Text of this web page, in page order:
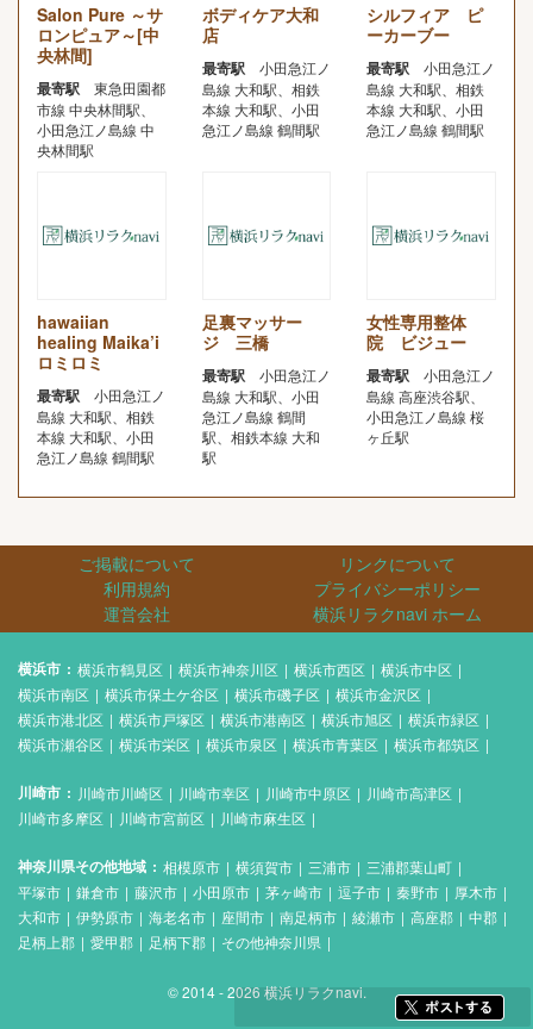
Salon Pure ～サ
ロンピュア～[中
央林間]
最寄駅
東急田園都
市線 中央林間駅、
小田急江ノ島線 中
央林間駅
ボディケア大和
店
最寄駅
小田急江ノ
島線 大和駅、相鉄
本線 大和駅、小田
急江ノ島線 鶴間駅
シルフィア ピ
ーカーブー
最寄駅
小田急江ノ
島線 大和駅、相鉄
本線 大和駅、小田
急江ノ島線 鶴間駅
hawaiian
healing Maika’i
ロミロミ
最寄駅
小田急江ノ
島線 大和駅、相鉄
本線 大和駅、小田
急江ノ島線 鶴間駅
足裏マッサー
ジ 三橋
最寄駅
小田急江ノ
島線 大和駅、小田
急江ノ島線 鶴間
駅、相鉄本線 大和
駅
女性専用整体
院 ビジュー
最寄駅
小田急江ノ
島線 高座渋谷駅、
小田急江ノ島線 桜
ヶ丘駅
ご掲載について
リンクについて
利用規約
プライバシーポリシー
運営会社
横浜リラクnavi ホーム
横浜市 横浜市鶴見区 横浜市神奈川区 横浜市西区
横浜市中区
横浜市南区
横浜市保土ケ谷区 横浜市磯子区
横浜市金沢区
横浜市港北区
横浜市戸塚区 横浜市港南区 横浜市旭区
横浜市緑区
横浜市瀬谷区
横浜市栄区 横浜市泉区 横浜市青葉区 横浜市都筑区
川崎市 川崎市川崎区 川崎市幸区 川崎市中原区
川崎市高津区
川崎市多摩区
川崎市宮前区 川崎市麻生区
神奈川県その他地域 相模原市 横須賀市 三浦市
三浦郡葉山町
平塚市
鎌倉市 藤沢市 小田原市 茅ヶ崎市 逗子市 秦野市
厚木市
大和市
伊勢原市 海老名市 座間市 南足柄市 綾瀬市 高座郡
中郡
足柄上郡
愛甲郡 足柄下郡 その他神奈川県
© 2014 - 2026 横浜リラクnavi.